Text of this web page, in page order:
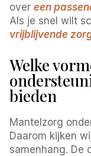
overeen
Als je snel wilt
vrijblijvende
Welke
bieden
Mantelzorg
Daarom kijken
samenhang. De